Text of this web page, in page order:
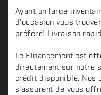
Ayant un large
d'occasion vous
préféré! Livraison
Le Financement est
directement sur notre
crédit disponible. Nos
s'assurent de vous